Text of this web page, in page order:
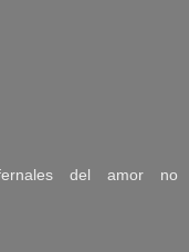
del amor no